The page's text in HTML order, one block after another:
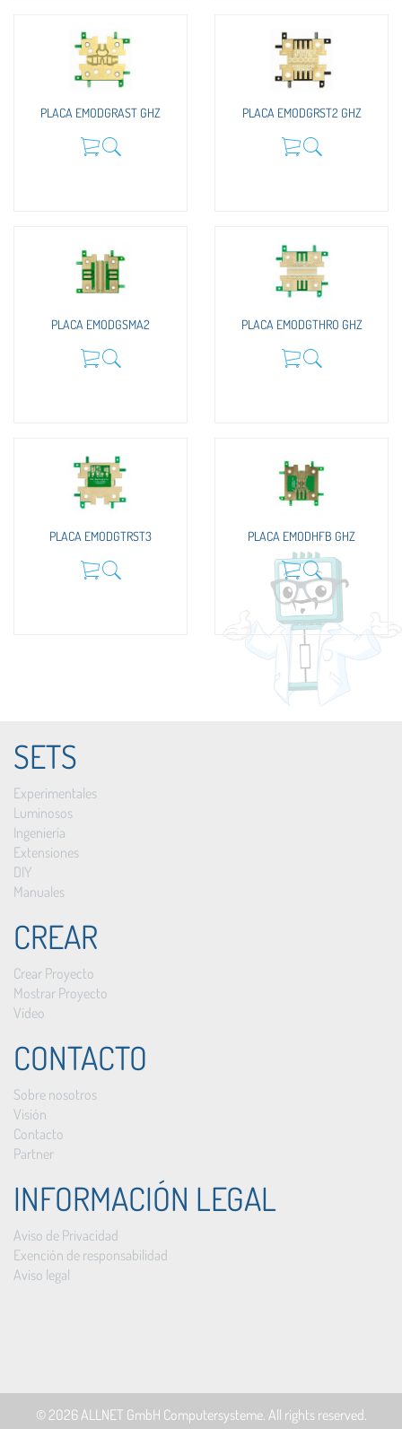
PLACA EMODGRAST GHZ PLACA EMODGRST2 GHZ
PLACA EMODGSMA2 PLACA EMODGTHRO GHZ
PLACA EMODGTRST3 PLACA EMODHFB GHZ
SETS
Experimentales
Luminosos
Ingeniería
Extensiones
DIY
Manuales
CREAR
Crear Proyecto
Mostrar Proyecto
Vídeo
CONTACTO
Sobre nosotros
Visión
Contacto
Partner
INFORMACIÓN LEGAL
Aviso de Privacidad
Exención de responsabilidad
Aviso legal
© 2026ALLNET GmbH Computersysteme. All rights reserved.